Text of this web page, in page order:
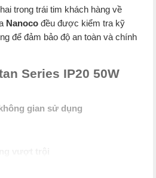
trong trái tim khách hàng về
Nanoco đều được kiểm tra kỹ
để đảm bảo độ an toàn và chính
Series IP20 50W
gian sử dụng